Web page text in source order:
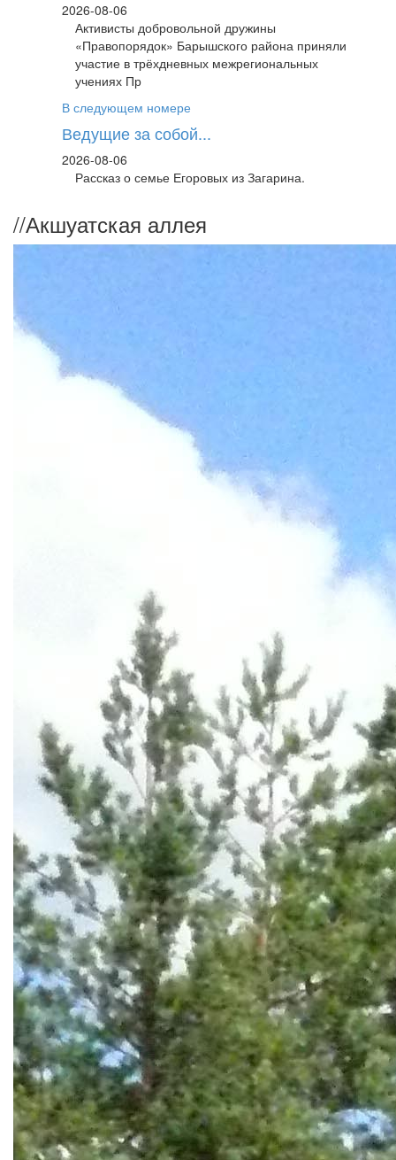
2026-08-06
Активисты добровольной дружины
«Правопорядок» Барышского района приняли
участие в трёхдневных межрегиональных
учениях Пр
В следующем номере
Ведущие за собой...
2026-08-06
Рассказ о семье Егоровых из Загарина.
//Акшуатская аллея